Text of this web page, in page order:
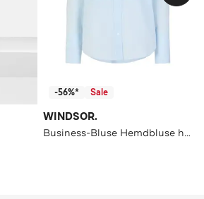
-56%* Sale
WINDSOR.
Business-Bluse Hemdbluse hellblau